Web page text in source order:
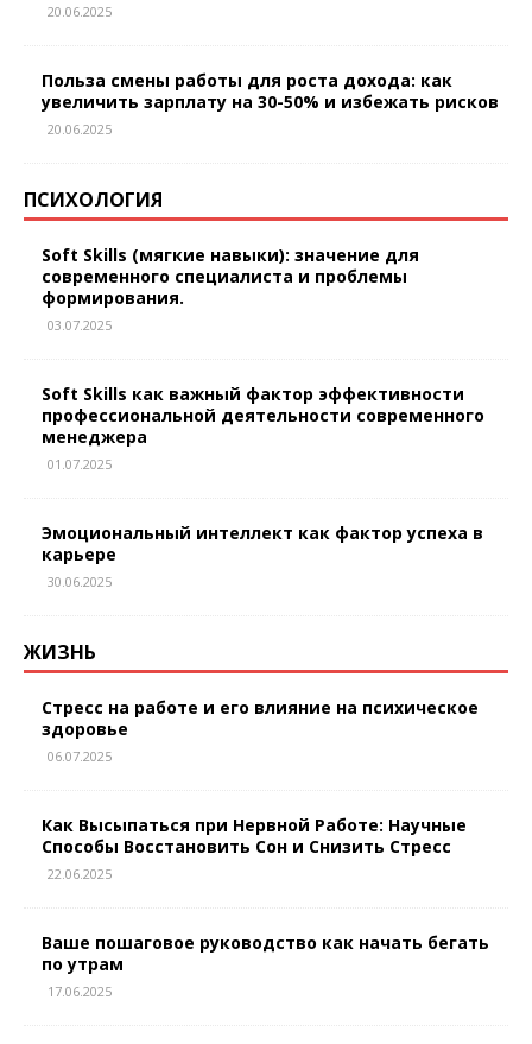
20.06.2025
Польза смены работы для роста дохода: как
увеличить зарплату на 30-50% и избежать рисков
20.06.2025
ПСИХОЛОГИЯ
Soft Skills (мягкие навыки): значение для
современного специалиста и проблемы
формирования.
03.07.2025
Soft Skills как важный фактор эффективности
профессиональной деятельности современного
менеджера
01.07.2025
Эмоциональный интеллект как фактор успеха в
карьере
30.06.2025
ЖИЗНЬ
Стресс на работе и его влияние на психическое
здоровье
06.07.2025
Как Высыпаться при Нервной Работе: Научные
Способы Восстановить Сон и Снизить Стресс
22.06.2025
Ваше пошаговое руководство как начать бегать
по утрам
17.06.2025